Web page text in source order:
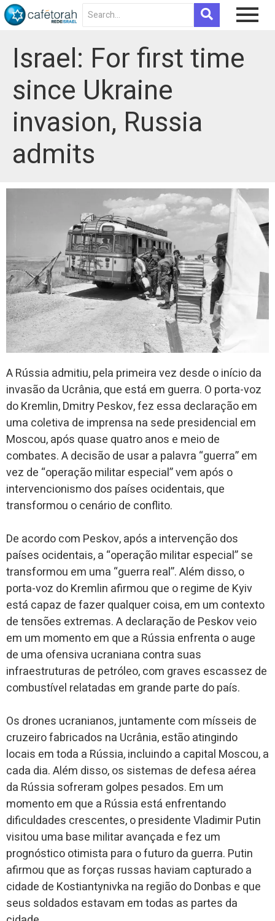
Israel: For first time
since Ukraine
invasion, Russia
admits
A Rússia admitiu, pela primeira vez desde o início da
invasão da Ucrânia, que está em guerra. O porta-voz
do Kremlin, Dmitry Peskov, fez essa declaração em
uma coletiva de imprensa na sede presidencial em
Moscou, após quase quatro anos e meio de
combates. A decisão de usar a palavra “guerra” em
vez de “operação militar especial” vem após o
intervencionismo dos países ocidentais, que
transformou o cenário de conflito.
De acordo com Peskov, após a intervenção dos
países ocidentais, a “operação militar especial” se
transformou em uma “guerra real”. Além disso, o
porta-voz do Kremlin afirmou que o regime de Kyiv
está capaz de fazer qualquer coisa, em um contexto
de tensões extremas. A declaração de Peskov veio
em um momento em que a Rússia enfrenta o auge
de uma ofensiva ucraniana contra suas
infraestruturas de petróleo, com graves escassez de
combustível relatadas em grande parte do país.
Os drones ucranianos, juntamente com mísseis de
cruzeiro fabricados na Ucrânia, estão atingindo
locais em toda a Rússia, incluindo a capital Moscou, a
cada dia. Além disso, os sistemas de defesa aérea
da Rússia sofreram golpes pesados. Em um
momento em que a Rússia está enfrentando
dificuldades crescentes, o presidente Vladimir Putin
visitou uma base militar avançada e fez um
prognóstico otimista para o futuro da guerra. Putin
afirmou que as forças russas haviam capturado a
cidade de Kostiantynivka na região do Donbas e que
seus soldados estavam em todas as partes da